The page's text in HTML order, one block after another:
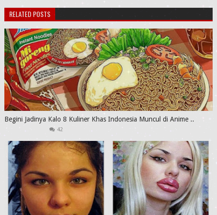
RELATED POSTS
Begini Jadinya Kalo 8 Kuliner Khas Indonesia Muncul di Anime ..
42